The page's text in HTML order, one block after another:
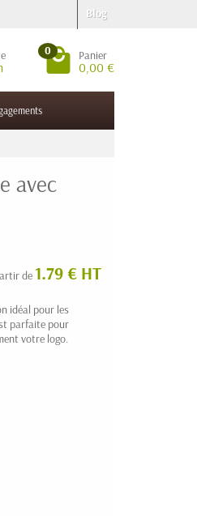
Blog
0 Panier
0,00 €
avec
de 1.79 € HT
idéal pour les
parfaite pour
votre logo.